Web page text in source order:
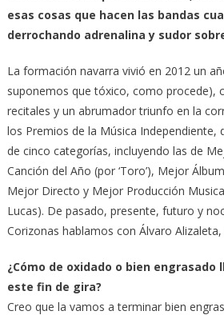
esas cosas que hacen las bandas
derrochando adrenalina y sudor
La formación navarra vivió en 2012 un
suponemos que tóxico, como procede),
recitales y un abrumador triunfo en la
los Premios de la Música Independiente,
de cinco categorías, incluyendo las de
Canción del Año (por ‘Toro’), Mejor
Mejor Directo y Mejor Producción
Lucas). De pasado, presente, futuro y
Corizonas hablamos con Álvaro
¿Cómo de oxidado o bien engrasado
este fin de gira?
Creo que la vamos a terminar bien